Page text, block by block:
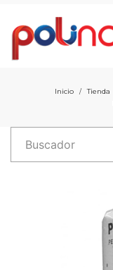
Inicio / Tienda